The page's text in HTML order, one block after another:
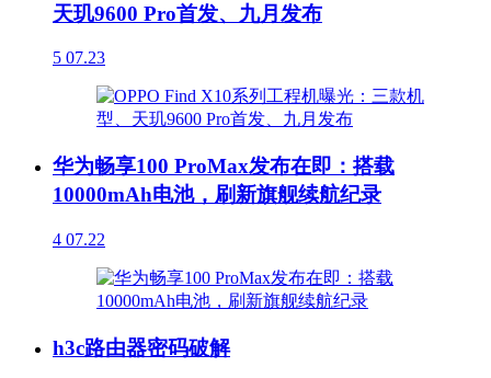
天玑9600 Pro首发、九月发布
5 07.23
华为畅享100 ProMax发布在即：搭载
10000mAh电池，刷新旗舰续航纪录
4 07.22
h3c路由器密码破解